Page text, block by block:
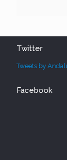
Twitter
Tweets by
Facebook